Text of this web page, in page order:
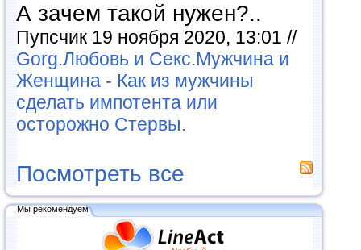
А зачем такой нужен?..
Пупсчик 19 ноября 2020, 13:01 //
Gorg.Любовь и Секс.Мужчина и
Женщина - Как из мужчины
сделать импотента или
осторожно Стервы.
Посмотреть все
Мы рекомендуем